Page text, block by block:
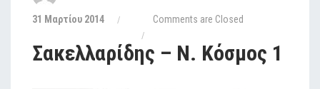
31 Μαρτίου 2014 Comments are Closed
Σακελλαρίδης – Ν. Κόσμος 1